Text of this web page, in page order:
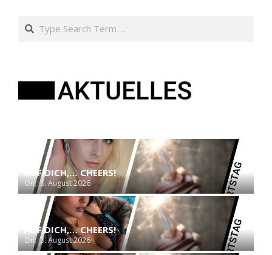
Search
AUF DICH,… CHEERS!
On: 6. August 2026
AUF DICH,… CHEERS!
On: 3. August 2026